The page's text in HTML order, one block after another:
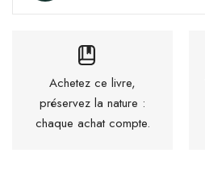
Achetez ce livre,
préservez la nature :
chaque achat compte.